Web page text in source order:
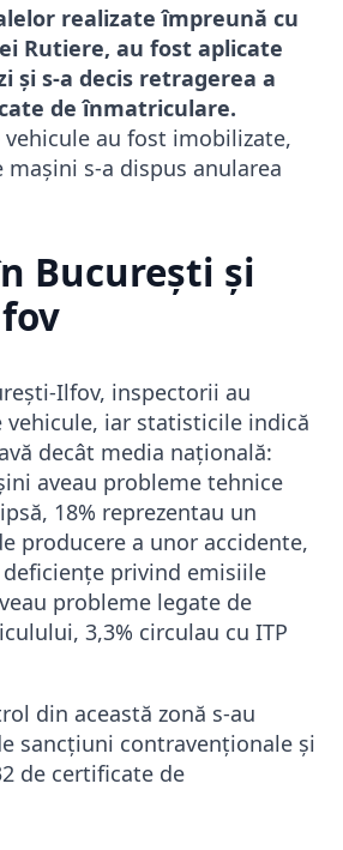
realizate împreună cu
Rutiere, au fost aplicate
și s-a decis retragerea a
de înmatriculare.
vehicule au fost imobilizate,
mașini s-a dispus anularea
București și
Ilfov, inspectorii au
vehicule, iar statisticile indică
decât media națională:
aveau probleme tehnice
18% reprezentau un
producere a unor accidente,
deficiențe privind emisiile
probleme legate de
3,3% circulau cu ITP
din această zonă s-au
sancțiuni contravenționale și
de certificate de